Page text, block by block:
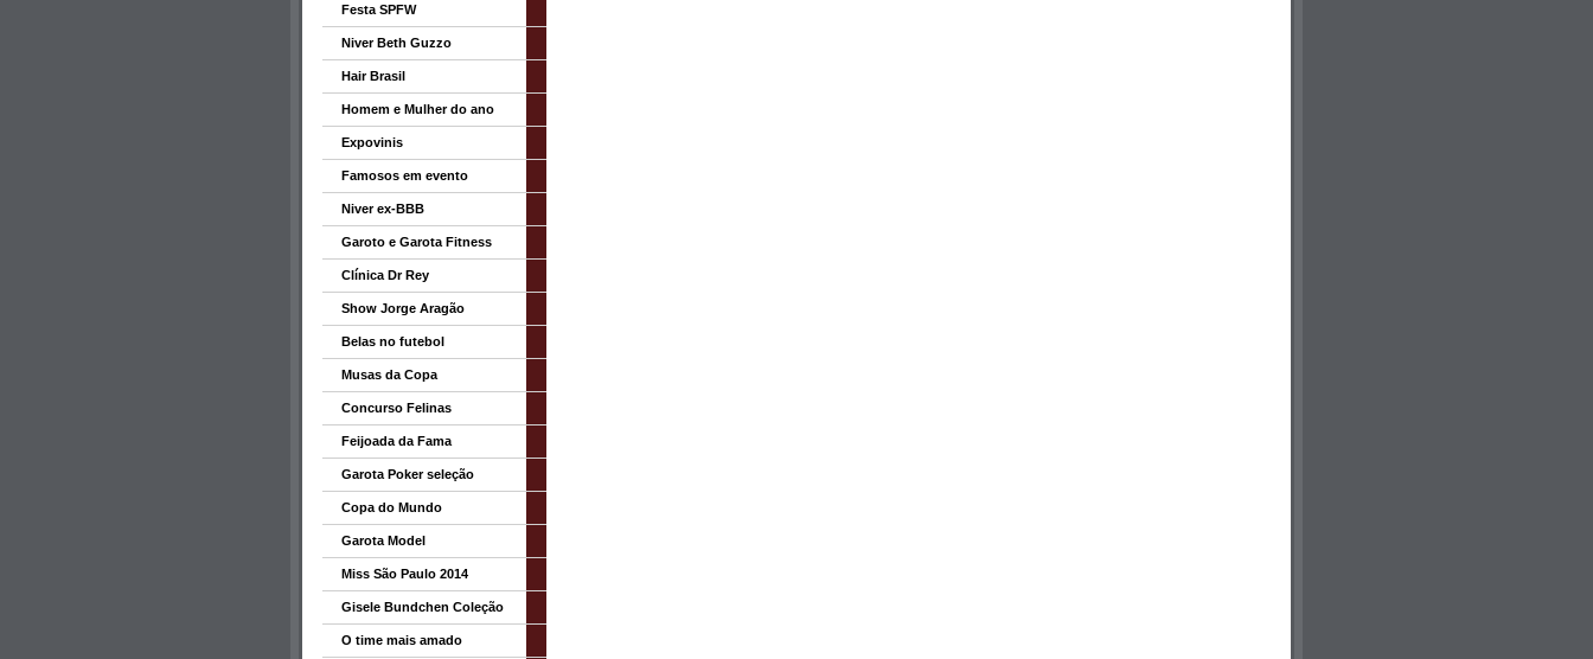
Festa SPFW
Niver Beth Guzzo
Hair Brasil
Homem e Mulher do ano
Expovinis
Famosos em evento
Niver ex-BBB
Garoto e Garota Fitness
Clínica Dr Rey
Show Jorge Aragão
Belas no futebol
Musas da Copa
Concurso Felinas
Feijoada da Fama
Garota Poker seleção
Copa do Mundo
Garota Model
Miss São Paulo 2014
Gisele Bundchen Coleção
O time mais amado